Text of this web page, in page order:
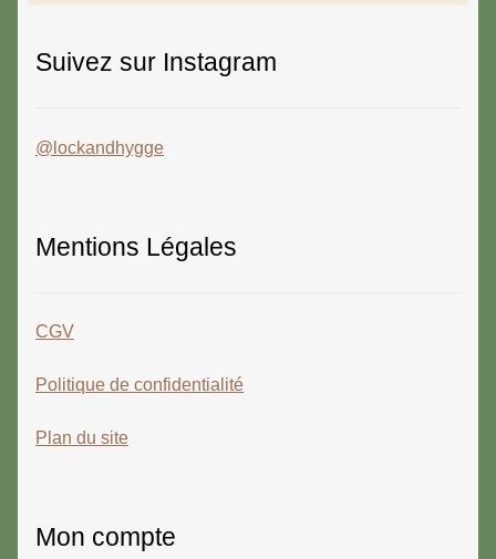
Suivez sur Instagram
@lockandhygge
Mentions Légales
CGV
Politique de confidentialité
Plan du site
Mon compte